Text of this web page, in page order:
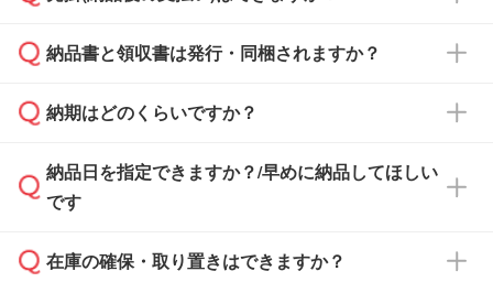
基本的には先入金をお願いしておりますが、自
どの場合は、月末締め翌月末払いに対応可能で
また、卒業・卒園記念品で対策委員会や個人様
校や幼稚園・保育園であれば、同様の条件でご
納品書と領収書は発行・同梱されますか？
納品書・領収書は ご依頼をいただいた場合の
ず、通常はPDFデータをメール添付でお送りし
ます。
たは注文フォームの『ご注文に関する備考欄』
納期はどのくらいですか？
・印刷する場合(500個程度)
ご入金、イメージ画像の校了から約2週間～2
納品日を指定できますか？/早めに納品してほしい
です
ご希望の納期がある場合は、お問い合わせ・お
在庫の確保・取り置きはできますか？